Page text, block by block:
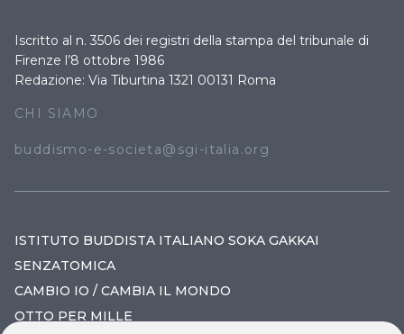
Iscritto al n. 3506 dei registri della stampa del tribunale di
Firenze l’8 ottobre 1986
Redazione: Via Tiburtina 1321 00131 Roma
CHI SIAMO
buddismo-e-societa@sgi-italia.org
ISTITUTO BUDDISTA ITALIANO SOKA GAKKAI
SENZATOMICA
CAMBIO IO / CAMBIA IL MONDO
OTTO PER MILLE